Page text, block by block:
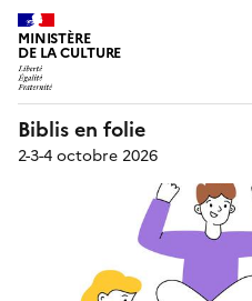
MINISTÈRE
DE LA CULTURE
Biblis en folie
2-3-4 octobre 2026